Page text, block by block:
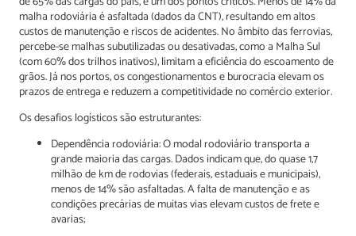
malha rodoviária é asfaltada (dados da CNT), resultando em altos
custos de manutenção e riscos de acidentes. No âmbito das ferrovias,
percebe-se malhas subutilizadas ou desativadas, como a Malha Sul
(com 60% dos trilhos inativos), limitam a eficiência do escoamento de
grãos. Já nos portos, os congestionamentos e burocracia elevam os
prazos de entrega e reduzem a competitividade no comércio exterior.
Os desafios logísticos são estruturantes:
Dependência rodoviária: O modal rodoviário transporta a
grande maioria das cargas. Dados indicam que, do quase 1,7
milhão de km de rodovias (federais, estaduais e municipais),
menos de 14% são asfaltadas. A falta de manutenção e as
condições precárias de muitas vias elevam custos de frete e
avarias;